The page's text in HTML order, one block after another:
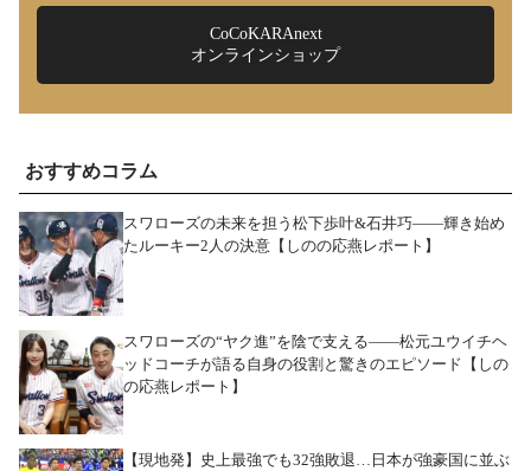
CoCoKARAnext
オンラインショップ
おすすめコラム
スワローズの未来を担う松下歩叶&石井巧――輝き始め
たルーキー2人の決意【しのの応燕レポート】
スワローズの“ヤク進”を陰で支える――松元ユウイチヘ
ッドコーチが語る自身の役割と驚きのエピソード【しの
の応燕レポート】
【現地発】史上最強でも32強敗退…日本が強豪国に並ぶ